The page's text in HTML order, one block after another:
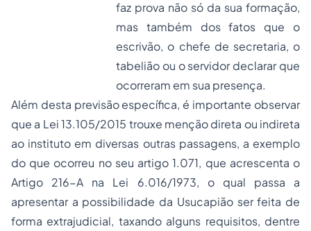
faz prova não só da sua formação,
mas também dos fatos que o
escrivão, o chefe de secretaria, o
tabelião ou o servidor declarar que
ocorreram em sua presença.
Além desta previsão específica, é importante observar
que a Lei 13.105/2015 trouxe menção direta ou indireta
ao instituto em diversas outras passagens, a exemplo
do que ocorreu no seu artigo 1.071, que acrescenta o
Artigo 216-A na Lei 6.016/1973, o qual passa a
apresentar a possibilidade da Usucapião ser feita de
forma extrajudicial, taxando alguns requisitos, dentre